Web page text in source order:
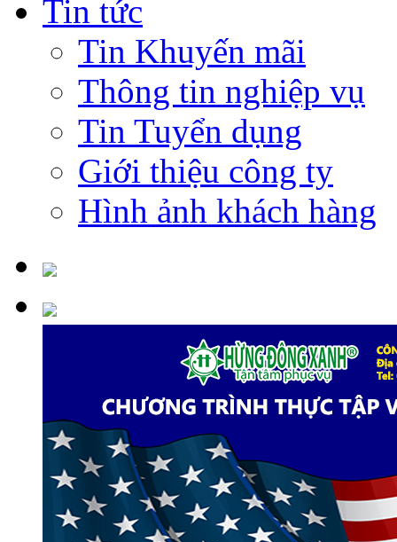
Tin tức
Tin Khuyến mãi
Thông tin nghiệp vụ
Tin Tuyển dụng
Giới thiệu công ty
Hình ảnh khách hàng